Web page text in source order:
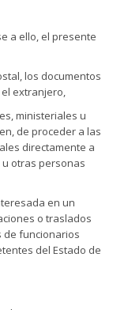
a ello, el presente
los documentos
extranjero,
ministeriales u
de proceder a las
directamente a
otras personas
en un
o traslados
de funcionarios
del Estado de